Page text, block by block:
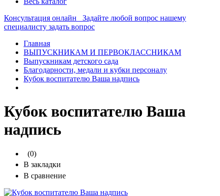
Консультация онлайн
Задайте любой вопрос нашему
специалисту задать вопрос
Главная
ВЫПУСКНИКАМ И ПЕРВОКЛАССНИКАМ
Выпускникам детского сада
Благодарности, медали и кубки персоналу
Кубок воспитателю Ваша надпись
Кубок воспитателю Ваша
надпись
(0)
В закладки
В сравнение